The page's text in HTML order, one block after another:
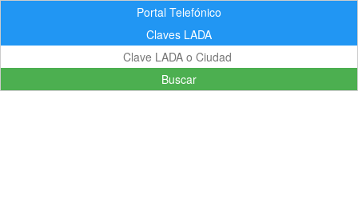
Portal Telefónico
Claves LADA
Buscar